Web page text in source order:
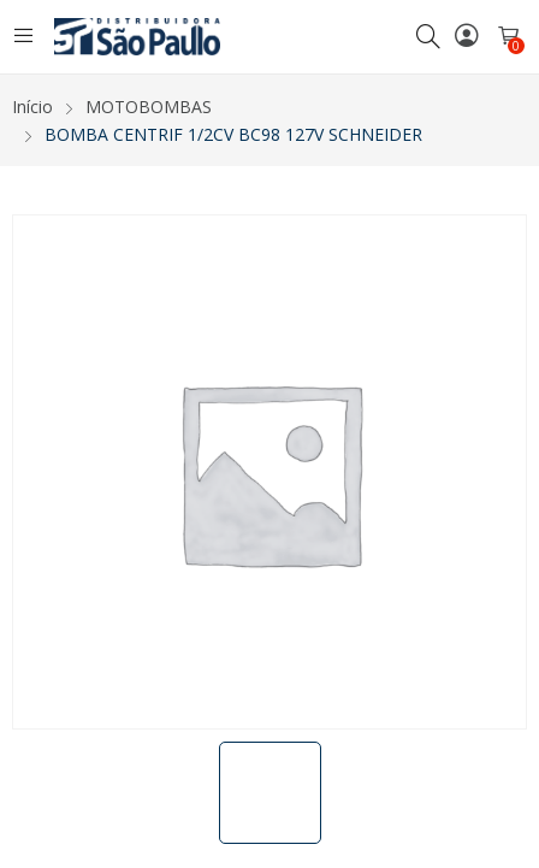
0
Início
MOTOBOMBAS
BOMBA CENTRIF 1/2CV BC98 127V SCHNEIDER